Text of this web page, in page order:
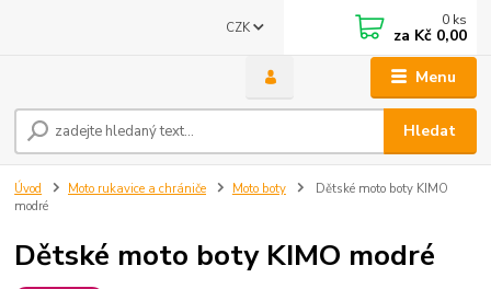
Menu
CZK
Hledat
0 ks
za Kč 0,00
Úvod Moto rukavice a chrániče Moto boty
Dětské moto boty KIMO
modré
Dětské moto boty KIMO modré